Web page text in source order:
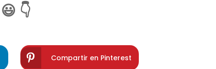
👇
Compartir en Pinterest